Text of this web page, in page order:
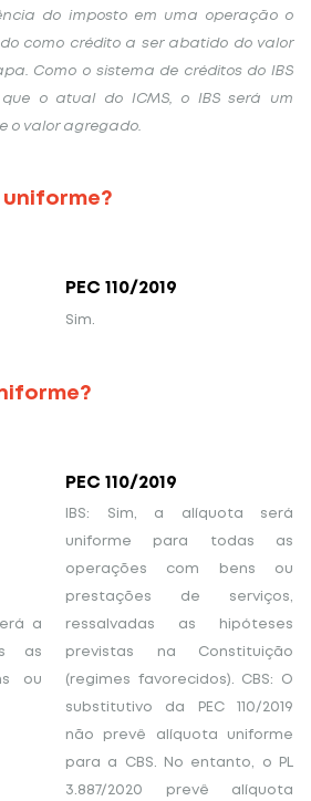
do imposto em uma operação o
como crédito a ser abatido do valor
Como o sistema de créditos do IBS
o atual do ICMS, o IBS será um
o valor agregado.
PEC 110/2019
Sim.
PEC 110/2019
a
as
ou
IBS: Sim, a alíquota será
uniforme para todas as
operações com bens ou
prestações de serviços,
ressalvadas as hipóteses
previstas na Constituição
(regimes favorecidos). CBS: O
substitutivo da PEC 110/2019
não prevê alíquota uniforme
para a CBS. No entanto, o PL
3.887/2020 prevê alíquota